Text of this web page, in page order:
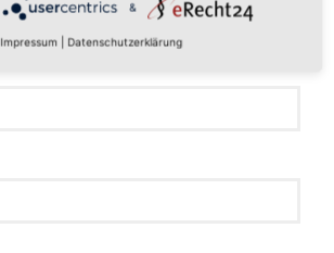
&
Impressum Datenschutzerklärung